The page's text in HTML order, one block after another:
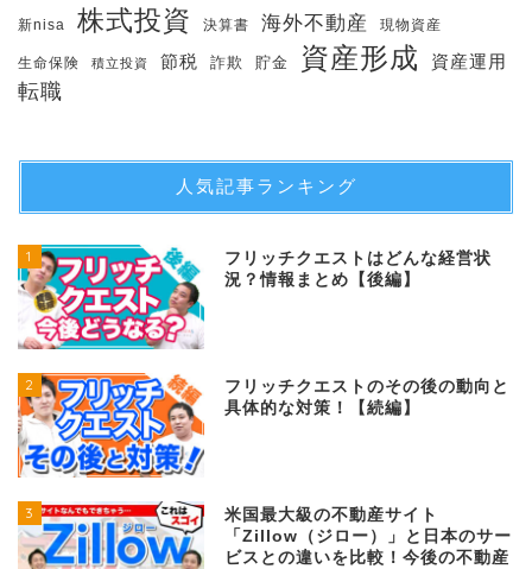
新nisa 株式投資 決算書 海外不動産 現物資産
生命保険 積立投資 節税 詐欺 貯金 資産形成 資産運用
転職
人気記事ランキング
1
フリッチクエストはどんな経営状
況？情報まとめ【後編】
2
フリッチクエストのその後の動向と
具体的な対策！【続編】
3
米国最大級の不動産サイト
「Zillow（ジロー）」と日本のサー
ビスとの違いを比較！今後の不動産